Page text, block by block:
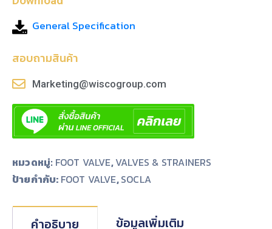
General Specification
สอบถามสินค้า
Marketing@wiscogroup.com
หมวดหมู่: FOOT VALVE,VALVES & STRAINERS
ป้ายกำกับ: FOOT VALVE,SOCLA
คำอธิบาย ข้อมูลเพิ่มเติม